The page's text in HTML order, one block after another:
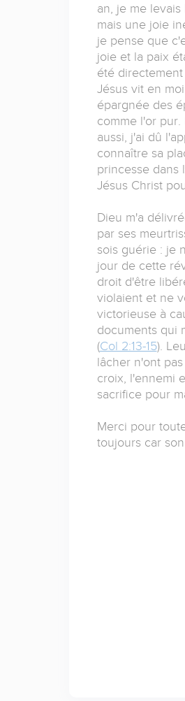
an, je me
mais une joie
je pense que
joie et la paix
été
Jésus vit en
épargnée des
comme l'or
aussi, j'ai dû
connaître sa
princesse dans
Jésus Christ
Dieu m'a
par ses
sois guérie : je
jour de cette
droit d'être
violaient et ne
victorieuse à
documents qui
(Col 2:13-15).
lâcher n'ont
croix, l'ennemi
sacrifice pour
Merci pour
toujours car